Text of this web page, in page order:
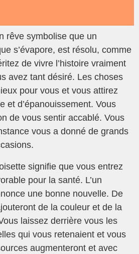
rêve symbolise que un
s’évapore, est résolu, comme
de vivre l’histoire vraiment
avez tant désiré. Les choses
pour vous et vous attirez
et d’épanouissement. Vous
de vous sentir accablé. Vous
vous a donné de grands
signifie que vous entrez
pour la santé. L’un
une bonne nouvelle. De
de la couleur et de la
laissez derrière vous les
qui vous retenaient et vous
augmenteront et avec